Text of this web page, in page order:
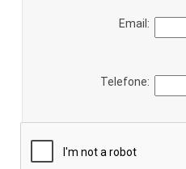
Email:
Telefone: